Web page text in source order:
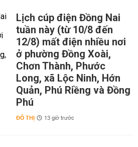
Lịch cúp điện Đồng Nai
tuần này (từ 10/8 đến
12/8) mất điện nhiều nơi
ở phường Đồng Xoài,
Chơn Thành, Phước
Long, xã Lộc Ninh, Hớn
Quản, Phú Riềng và Đồng
Phú
ĐÔ THỊ 13 giờ trước